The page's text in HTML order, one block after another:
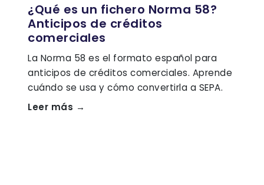
¿Qué es un fichero Norma 58?
Anticipos de créditos
comerciales
La Norma 58 es el formato español para
anticipos de créditos comerciales. Aprende
cuándo se usa y cómo convertirla a SEPA.
Leer más →